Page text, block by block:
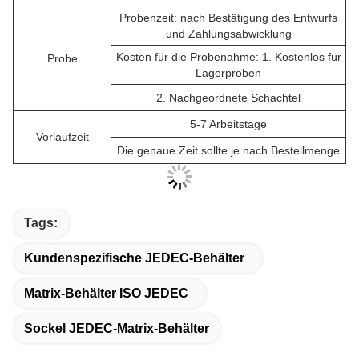
Probe
Probenzeit: nach Bestätigung des Entwurfs
und Zahlungsabwicklung
Kosten für die Probenahme: 1. Kostenlos für
Lagerproben
2.
Nachgeordnete Schachtel
Vorlaufzeit
5-7 Arbeitstage
Die genaue Zeit sollte je nach Bestellmenge
Tags:
Kundenspezifische JEDEC-Behälter
Matrix-Behälter ISO JEDEC
Sockel JEDEC-Matrix-Behälter